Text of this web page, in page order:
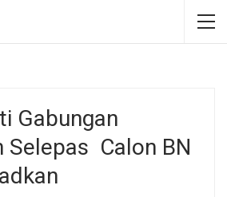
Gabungan
Selepas Calon BN